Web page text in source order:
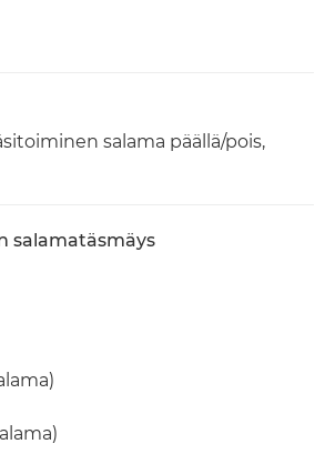
salama päällä/pois,
salamatäsmäys